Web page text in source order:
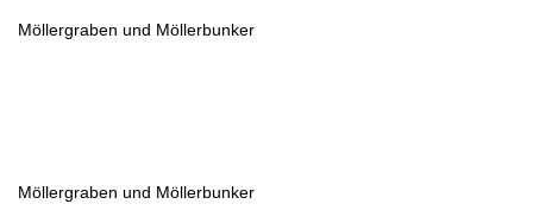
Möllergraben und Möllerbunker
Möllergraben und Möllerbunker